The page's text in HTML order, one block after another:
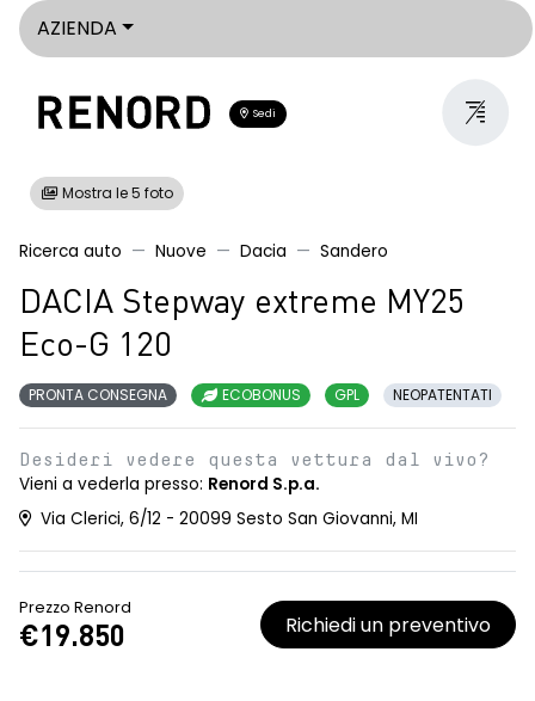
AZIENDA
Sedi
Mostra le 5 foto
Ricerca auto Nuove Dacia Sandero
DACIA Stepway extreme MY25
Eco-G 120
PRONTA CONSEGNA ECOBONUS GPL NEOPATENTATI
Desideri vedere questa vettura dal vivo?
Vieni a vederla presso: Renord S.p.a.
Via Clerici, 6/12 - 20099 Sesto San Giovanni, MI
Prezzo Renord
€19.850 Richiedi un preventivo